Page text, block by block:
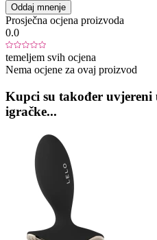
Oddaj mnenje
Prosječna ocjena proizvoda
0.0
temeljem svih ocjena
Nema ocjene za ovaj proizvod
Kupci su također uvjereni
igračke...